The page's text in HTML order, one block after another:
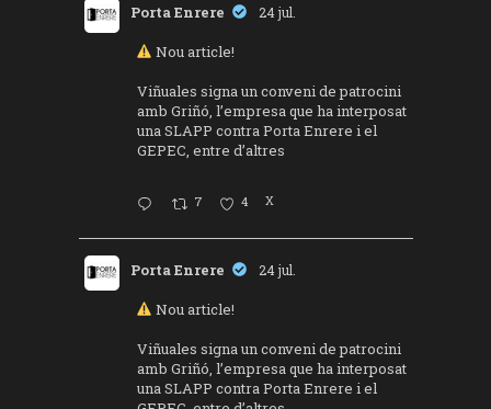
Porta Enrere 24 jul.
Nou article!
Viñuales signa un conveni de patrocini
amb Griñó, l’empresa que ha interposat
una SLAPP contra Porta Enrere i el
GEPEC, entre d’altres
7 4 X
Porta Enrere 24 jul.
Nou article!
Viñuales signa un conveni de patrocini
amb Griñó, l’empresa que ha interposat
una SLAPP contra Porta Enrere i el